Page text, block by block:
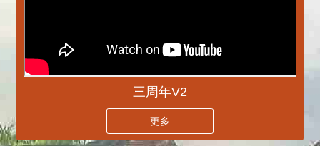
三周年V2
更多